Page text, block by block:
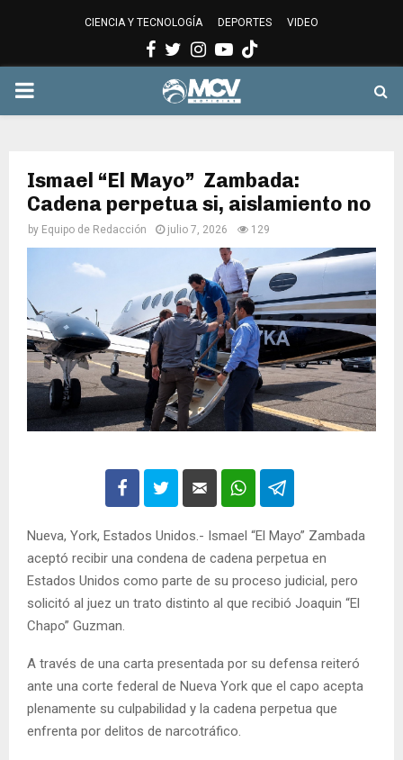
CIENCIA Y TECNOLOGÍA DEPORTES VIDEO
Facebook
Twitter
Instagram
Youtube
PRIMARY
Ismael “El Mayo” Zambada:
Cadena perpetua si, aislamiento no
by Equipo de Redacción julio 7, 2026 129
Nueva, York, Estados Unidos.- Ismael “El Mayo” Zambada
aceptó recibir una condena de cadena perpetua en
Estados Unidos como parte de su proceso judicial, pero
solicitó al juez un trato distinto al que recibió Joaquin “El
Chapo” Guzman.
A través de una carta presentada por su defensa reiteró
ante una corte federal de Nueva York que el capo acepta
plenamente su culpabilidad y la cadena perpetua que
enfrenta por delitos de narcotráfico.